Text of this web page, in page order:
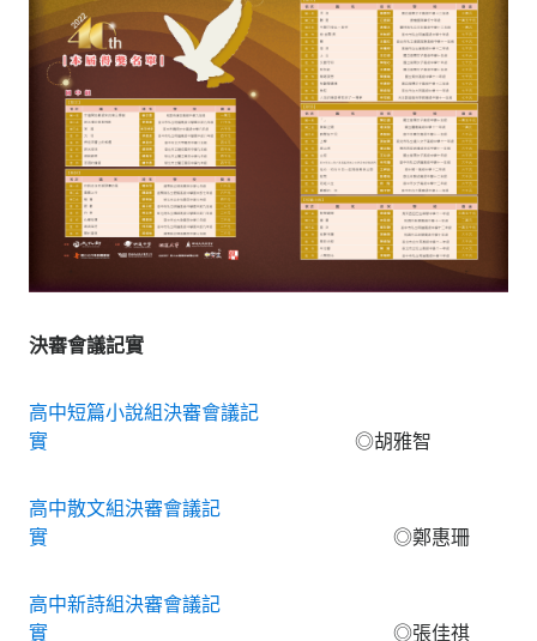
決審會議記實
高中短篇小說組決審會議記
實 ◎胡雅智
高中散文組決審會議記
實 ◎鄭惠珊
高中新詩組決審會議記
實 ◎張佳祺